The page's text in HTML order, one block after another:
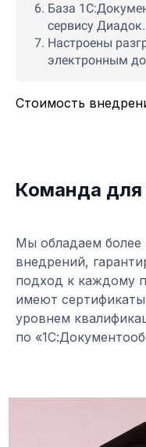
База
сервису Диадок.
Настроены
электронным
Стоимость
Команда для
Мы обладаем
внедрений,
подход к каждому
имеют
уровнем
по